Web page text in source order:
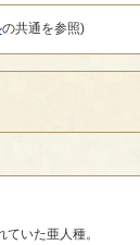
の共通を参照)
いた亜人種。